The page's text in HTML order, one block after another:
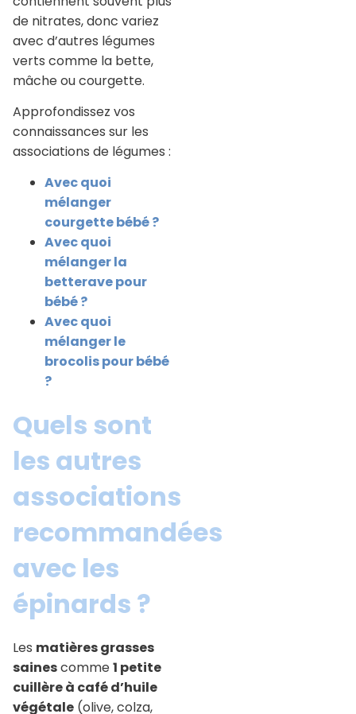
de nitrates, donc variez
avec d’autres légumes
verts comme la bette,
mâche ou courgette.
Approfondissez vos
connaissances sur les
associations de légumes :
Avec quoi
mélanger
courgette bébé ?
Avec quoi
mélanger la
betterave pour
bébé ?
Avec quoi
mélanger le
brocolis pour bébé
?
Quels sont
les autres
associations
recommandées
avec les
épinards ?
Les matières grasses
sainescomme1 petite
cuillère à café d’huile
végétale (olive, colza,